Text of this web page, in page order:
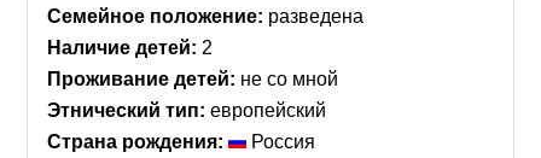
collapse
Семейное положение: разведена
Наличие детей: 2
Проживание детей: не со мной
Этнический тип: европейский
Страна рождения:
Россия